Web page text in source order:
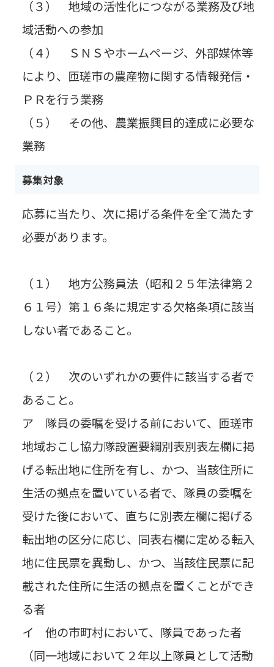
（３） 地域の活性化につながる業務及び地
域活動への参加
（４） ＳＮＳやホームページ、外部媒体等
により、匝瑳市の農産物に関する情報発信・
ＰＲを行う業務
（５） その他、農業振興目的達成に必要な
業務
募集対象
応募に当たり、次に掲げる条件を全て満たす
必要があります。
（１） 地方公務員法（昭和２５年法律第２
６１号）第１６条に規定する欠格条項に該当
しない者であること。
（２） 次のいずれかの要件に該当する者で
あること。
ア 隊員の委嘱を受ける前において、匝瑳市
地域おこし協力隊設置要綱別表別表左欄に掲
げる転出地に住所を有し、かつ、当該住所に
生活の拠点を置いている者で、隊員の委嘱を
受けた後において、直ちに別表左欄に掲げる
転出地の区分に応じ、同表右欄に定める転入
地に住民票を異動し、かつ、当該住民票に記
載された住所に生活の拠点を置くことができ
る者
イ 他の市町村において、隊員であった者
（同一地域において２年以上隊員として活動